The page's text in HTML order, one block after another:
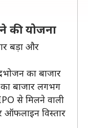
की योजना
बड़ा और
भोजन का बाजार
बाजार लगभग
से मिलने वाली
ऑफलाइन विस्तार